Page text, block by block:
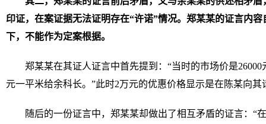
印证，在案证据无法证明存在“许诺”情况。郑某某的证言内
下，不能作为定案根据。
郑某某在其证人证言中首先提到：“当时的市场价是
元一平米给余科长。”此时2万元的优惠价格显示是在陈某向其
随后的一份证言中，郑某某却做出了相互矛盾的证言：“